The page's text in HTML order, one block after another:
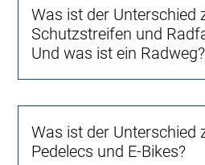
Was ist der Unterschied
Schutzstreifen und
Und was ist ein Radweg?
Was ist der Unterschied
Pedelecs und E-Bikes?